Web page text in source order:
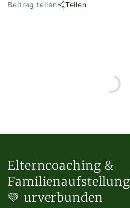
Beitrag teilen Teilen
Elterncoaching &
💚 urverbunden